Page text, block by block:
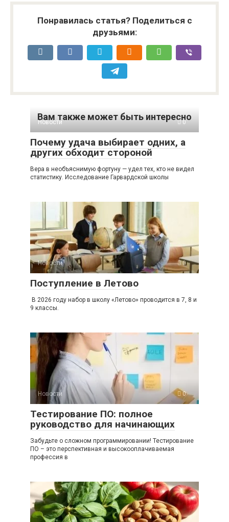
Понравилась статья? Поделиться с
друзьями:
Вам также может быть интересно
Новости 0
Почему удача выбирает одних, а
других обходит стороной
Вера в необъяснимую фортуну — удел тех, кто не видел
статистику. Исследование Гарвардской школы
Новости 0
Поступление в Летово
В 2026 году набор в школу «Летово» проводится в 7, 8 и
9 классы.
Новости 0
Тестирование ПО: полное
руководство для начинающих
Забудьте о сложном программировании! Тестирование
ПО – это перспективная и высокооплачиваемая
профессия в